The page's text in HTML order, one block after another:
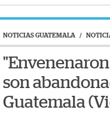
NOTICIAS GUATEMALA /
son
Guatemala